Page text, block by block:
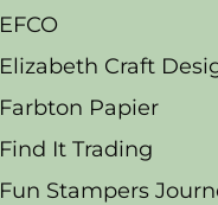
EFCO
Elizabeth Craft
Farbton Papier
Find It Trading
Fun Stampers